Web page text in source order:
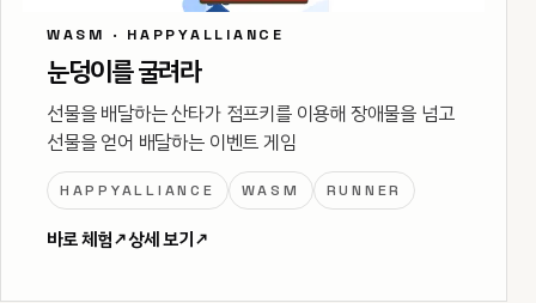
WASM · HAPPYALLIANCE
눈덩이를 굴려라
선물을 배달하는 산타가 점프키를 이용해 장애물을 넘고
선물을 얻어 배달하는 이벤트 게임
HAPPYALLIANCE WASM RUNNER
바로 체험↗상세 보기↗